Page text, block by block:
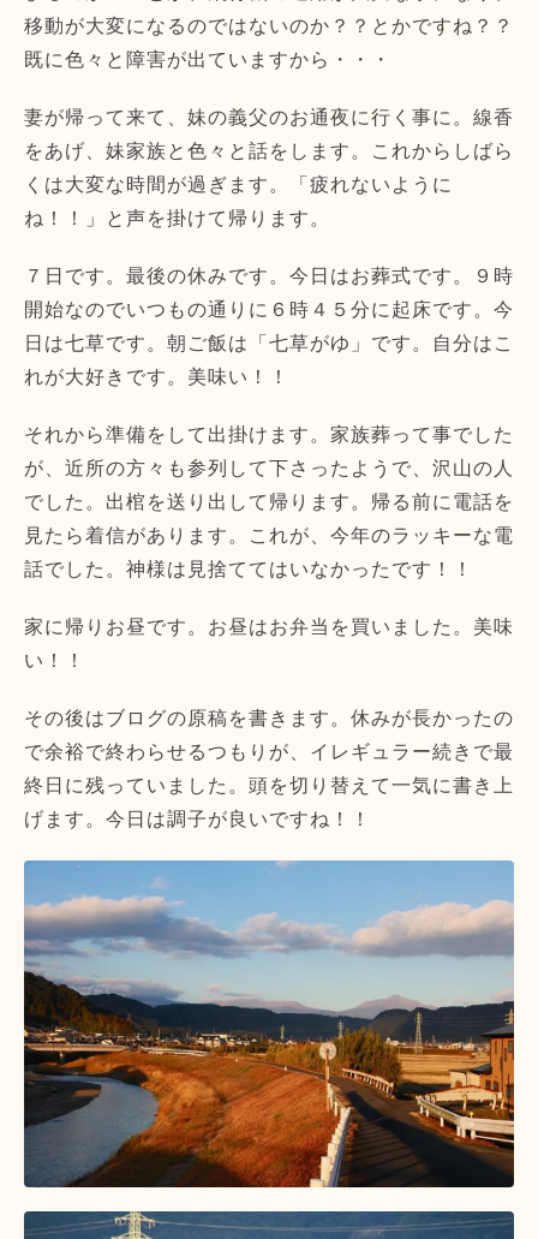
移動が大変になるのではないのか？？とかですね？？
既に色々と障害が出ていますから・・・
妻が帰って来て、妹の義父のお通夜に行く事に。線香
をあげ、妹家族と色々と話をします。これからしばら
くは大変な時間が過ぎます。「疲れないように
ね！！」と声を掛けて帰ります。
７日です。最後の休みです。今日はお葬式です。９時
開始なのでいつもの通りに６時４５分に起床です。今
日は七草です。朝ご飯は「七草がゆ」です。自分はこ
れが大好きです。美味い！！
それから準備をして出掛けます。家族葬って事でした
が、近所の方々も参列して下さったようで、沢山の人
でした。出棺を送り出して帰ります。帰る前に電話を
見たら着信があります。これが、今年のラッキーな電
話でした。神様は見捨ててはいなかったです！！
家に帰りお昼です。お昼はお弁当を買いました。美味
い！！
その後はブログの原稿を書きます。休みが長かったの
で余裕で終わらせるつもりが、イレギュラー続きで最
終日に残っていました。頭を切り替えて一気に書き上
げます。今日は調子が良いですね！！